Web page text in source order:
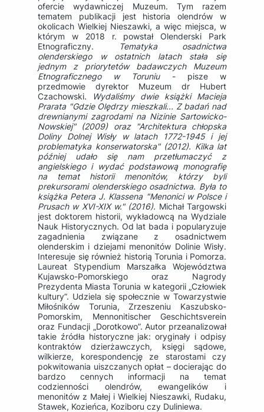
ofercie wydawniczej Muzeum. Tym razem
tematem publikacji jest historia olendrów w
okolicach Wielkiej Nieszawki, a więc miejsca, w
którym w 2018 r. powstał Olenderski Park
Etnograficzny.
Tematyka osadnictwa
olenderskiego w ostatnich latach stała się
jednym z priorytetów badawczych Muzeum
Etnograficznego w Toruniu- pisze w
przedmowie dyrektor Muzeum dr Hubert
Czachowski.
Wydaliśmy dwie książki Macieja
Prarata "Gdzie Olędrzy mieszkali... Z badań nad
drewnianymi zagrodami na Nizinie Sartowicko-
Nowskiej" (2009) oraz "Architektura chłopska
Doliny Dolnej Wisły w latach 1772-1945 i jej
problematyka konserwatorska" (2012). Kilka lat
później udało się nam przetłumaczyć z
angielskiego i wydać podstawową monografię
na temat historii menonitów, którzy byli
prekursorami olenderskiego osadnictwa. Była to
książka Petera J. Klassena "Menonici w Polsce i
Prusach w XVI-XIX w." (2016). Michał Targowski
jest doktorem historii, wykładowcą na Wydziale
Nauk Historycznych. Od lat bada i popularyzuje
zagadnienia związane z osadnictwem
olenderskim i dziejami menonitów Dolinie Wisły.
Interesuje się również historią Torunia i Pomorza.
Laureat Stypendium Marszałka Województwa
Kujawsko-Pomorskiego oraz Nagrody
Prezydenta Miasta Torunia w kategorii „Człowiek
kultury”. Udziela się społecznie w Towarzystwie
Miłośników Torunia, Zrzeszeniu Kaszubsko-
Pomorskim, Mennonitischer Geschichtsverein
oraz Fundacji „Dorotkowo”. Autor przeanalizował
takie źródła historyczne jak: oryginały i odpisy
kontraktów dzierżawczych, księgi sądowe,
wilkierze, korespondencję ze starostami czy
pokwitowania uiszczanych opłat – docierając do
bardzo cennych informacji na temat
codzienności olendrów, ewangelików i
menonitów z Małej i Wielkiej Nieszawki, Rudaku,
Stawek, Kozieńca, Koziboru czy Duliniewa.